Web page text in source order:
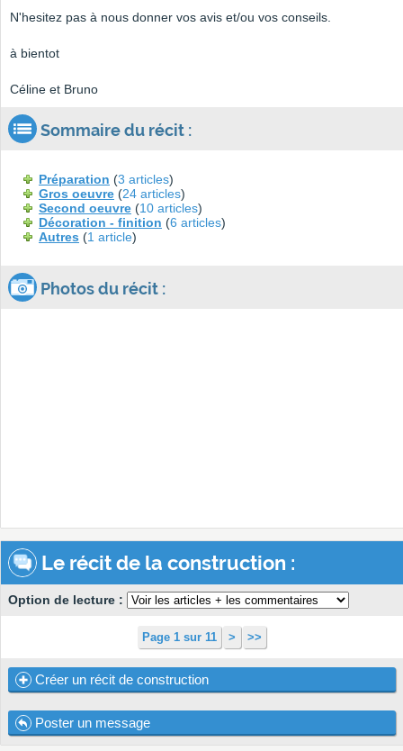
N'hesitez pas à nous donner vos avis et/ou vos conseils.
à bientot
Céline et Bruno
Sommaire du récit :
Préparation (3 articles)
Gros oeuvre (24 articles)
Second oeuvre (10 articles)
Décoration - finition (6 articles)
Autres (1 article)
Photos du récit :
Le récit de la construction :
Option de lecture :
Page 1 sur 11 > >>
Créer un récit de construction
Poster un message